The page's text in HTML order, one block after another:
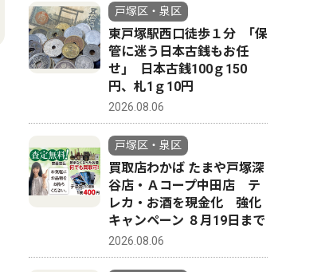
戸塚区・泉区
東戸塚駅西口徒歩１分 ｢保
管に迷う日本古銭もお任
せ｣ 日本古銭100ｇ150
円、札1ｇ10円
2026.08.06
戸塚区・泉区
買取店わかば たまや戸塚深
谷店・Ａコープ中田店 テ
レカ・お酒を現金化 強化
キャンペーン ８月19日まで
2026.08.06